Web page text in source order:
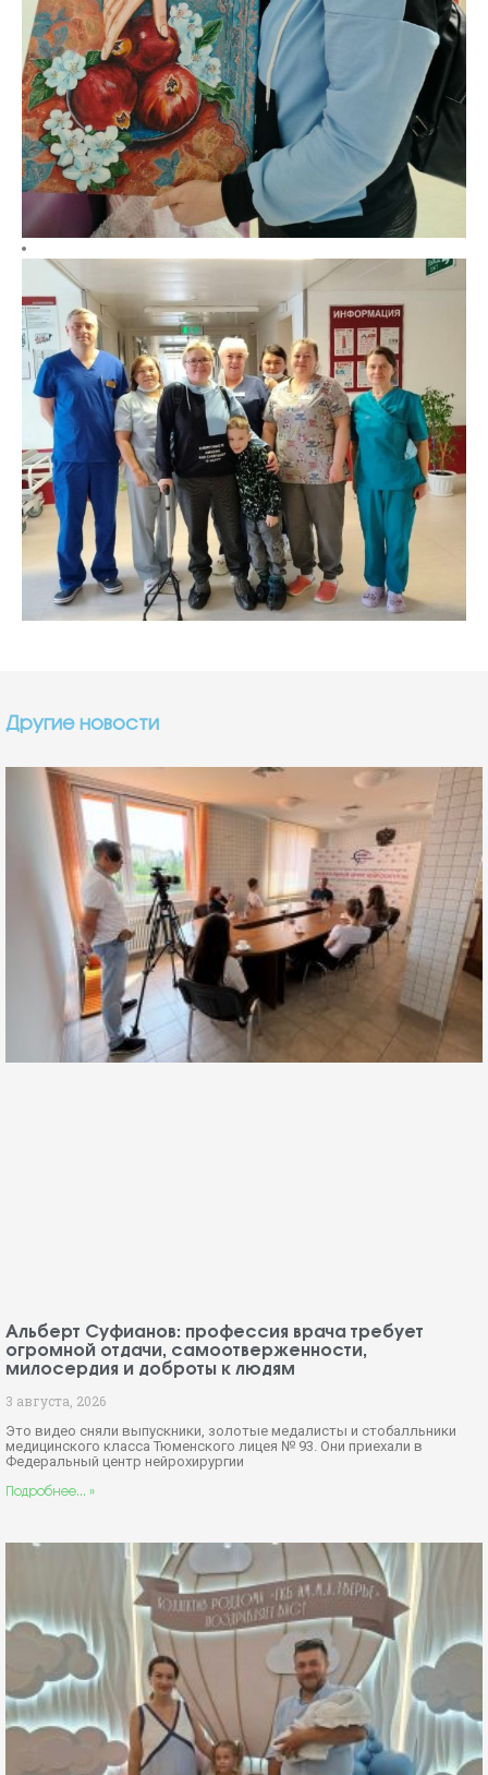
Другие новости
Альберт Суфианов: профессия врача требует
огромной отдачи, самоотверженности,
милосердия и доброты к людям
3 августа, 2026
Это видео сняли выпускники, золотые медалисты и стобалльники
медицинского класса Тюменского лицея № 93. Они приехали в
Федеральный центр нейрохирургии
Подробнее... »